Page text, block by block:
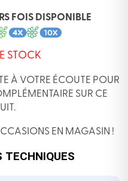
FOIS DISPONIBLE
STOCK
À VOTRE ÉCOUTE POUR
SUR CE
EN MAGASIN !
TECHNIQUES